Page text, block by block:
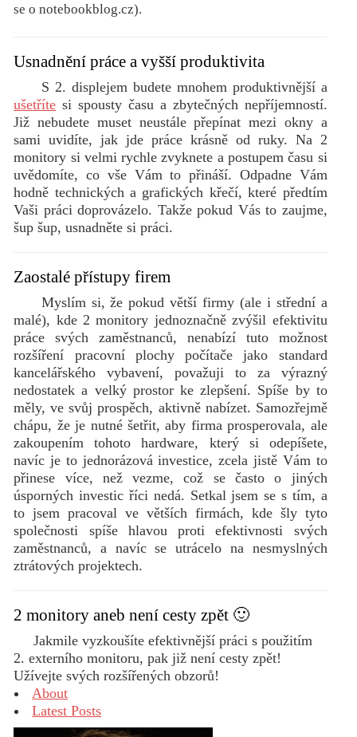
se o notebookblog.cz).
Usnadnění práce a vyšší produktivita
S 2. displejem budete mnohem produktivnější a
ušetříte si spousty času a zbytečných nepříjemností.
Již nebudete muset neustále přepínat mezi okny a
sami uvidíte, jak jde práce krásně od ruky. Na 2
monitory si velmi rychle zvyknete a postupem času si
uvědomíte, co vše Vám to přináší. Odpadne Vám
hodně technických a grafických křečí, které předtím
Vaši práci doprovázelo. Takže pokud Vás to zaujme,
šup šup, usnadněte si práci.
Zaostalé přístupy firem
Myslím si, že pokud větší firmy (ale i střední a
malé), kde 2 monitory jednoznačně zvýšil efektivitu
práce svých zaměstnanců, nenabízí tuto možnost
rozšíření pracovní plochy počítače jako standard
kancelářského vybavení, považuji to za výrazný
nedostatek a velký prostor ke zlepšení. Spíše by to
měly, ve svůj prospěch, aktivně nabízet. Samozřejmě
chápu, že je nutné šetřit, aby firma prosperovala, ale
zakoupením tohoto hardware, který si odepíšete,
navíc je to jednorázová investice, zcela jistě Vám to
přinese více, než vezme, což se často o jiných
úsporných investic říci nedá. Setkal jsem se s tím, a
to jsem pracoval ve větších firmách, kde šly tyto
společnosti spíše hlavou proti efektivnosti svých
zaměstnanců, a navíc se utrácelo na nesmyslných
ztrátových projektech.
2 monitory aneb není cesty zpět 🙂
Jakmile vyzkoušíte efektivnější práci s použitím
2. externího monitoru, pak již není cesty zpět!
Užívejte svých rozšířených obzorů!
About
Latest Posts